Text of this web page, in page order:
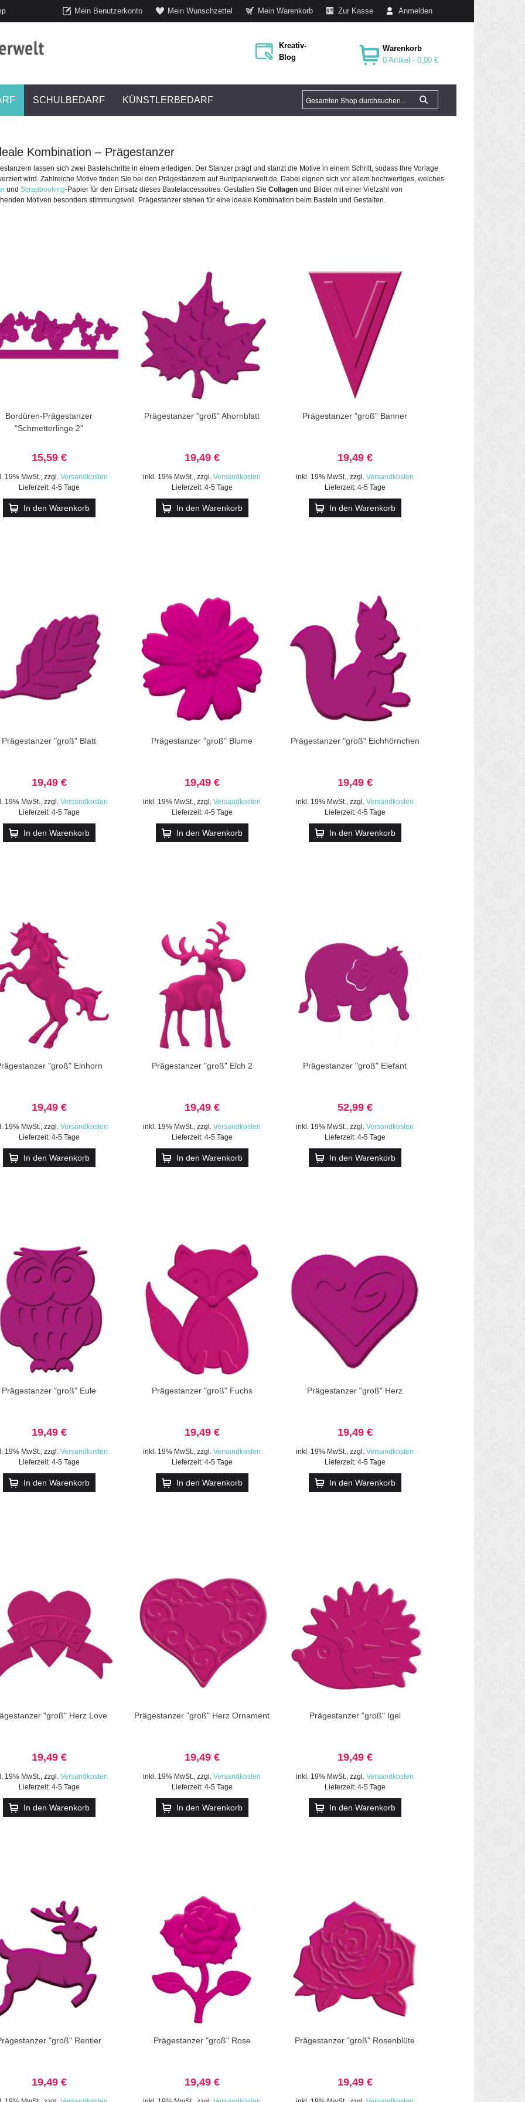
Mein Benutzerkonto Mein Wunschzettel Mein Warenkorb Zur Kasse Anmelden
Kreativ-
Blog
Warenkorb
0 Artikel -0,00 €
SCHULBEDARF KÜNSTLERBEDARF
Kombination – Prägestanzer
lassen sich zwei Bastelschritte in einem erledigen. Der Stanzer prägt und stanzt die Motive in einem Schritt, sodass Ihre Vorlage
wird. Zahlreiche Motive finden Sie bei den Prägestanzern auf Buntpapierwelt.de. Dabei eignen sich vor allem hochwertiges, weiches
undScrapbooking-Papier für den Einsatz dieses Bastelaccessoires. Gestalten SieCollagen und Bilder mit einer Vielzahl von
Motiven besonders stimmungsvoll. Prägestanzer stehen für eine ideale Kombination beim Basteln und Gestalten.
Bordüren-Prägestanzer
"Schmetterlinge 2"
15,59 €
19% MwSt.,zzgl.Versandkosten
Lieferzeit: 4-5 Tage
In den Warenkorb
Prägestanzer "groß" Ahornblatt
19,49 €
inkl. 19% MwSt.,zzgl.Versandkosten
Lieferzeit: 4-5 Tage
In den Warenkorb
Prägestanzer "groß" Banner
19,49 €
inkl. 19% MwSt.,zzgl.Versandkosten
Lieferzeit: 4-5 Tage
In den Warenkorb
Prägestanzer "groß" Blatt
19,49 €
19% MwSt.,zzgl.Versandkosten
Lieferzeit: 4-5 Tage
In den Warenkorb
Prägestanzer "groß" Blume
19,49 €
inkl. 19% MwSt.,zzgl.Versandkosten
Lieferzeit: 4-5 Tage
In den Warenkorb
Prägestanzer "groß" Eichhörnchen
19,49 €
inkl. 19% MwSt.,zzgl.Versandkosten
Lieferzeit: 4-5 Tage
In den Warenkorb
"groß" Einhorn
19,49 €
19% MwSt.,zzgl.Versandkosten
Lieferzeit: 4-5 Tage
In den Warenkorb
Prägestanzer "groß" Elch 2
19,49 €
inkl. 19% MwSt.,zzgl.Versandkosten
Lieferzeit: 4-5 Tage
In den Warenkorb
Prägestanzer "groß" Elefant
52,99 €
inkl. 19% MwSt.,zzgl.Versandkosten
Lieferzeit: 4-5 Tage
In den Warenkorb
Prägestanzer "groß" Eule
19,49 €
19% MwSt.,zzgl.Versandkosten
Lieferzeit: 4-5 Tage
In den Warenkorb
Prägestanzer "groß" Fuchs
19,49 €
inkl. 19% MwSt.,zzgl.Versandkosten
Lieferzeit: 4-5 Tage
In den Warenkorb
Prägestanzer "groß" Herz
19,49 €
inkl. 19% MwSt.,zzgl.Versandkosten
Lieferzeit: 4-5 Tage
In den Warenkorb
"groß" Herz Love
19,49 €
19% MwSt.,zzgl.Versandkosten
Lieferzeit: 4-5 Tage
In den Warenkorb
Prägestanzer "groß" Herz Ornament
19,49 €
inkl. 19% MwSt.,zzgl.Versandkosten
Lieferzeit: 4-5 Tage
In den Warenkorb
Prägestanzer "groß" Igel
19,49 €
inkl. 19% MwSt.,zzgl.Versandkosten
Lieferzeit: 4-5 Tage
In den Warenkorb
"groß" Rentier
19,49 €
Prägestanzer "groß" Rose
19,49 €
Prägestanzer "groß" Rosenblüte
19,49 €